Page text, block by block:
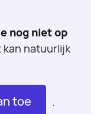
nog niet op
kan natuurlijk
toe .